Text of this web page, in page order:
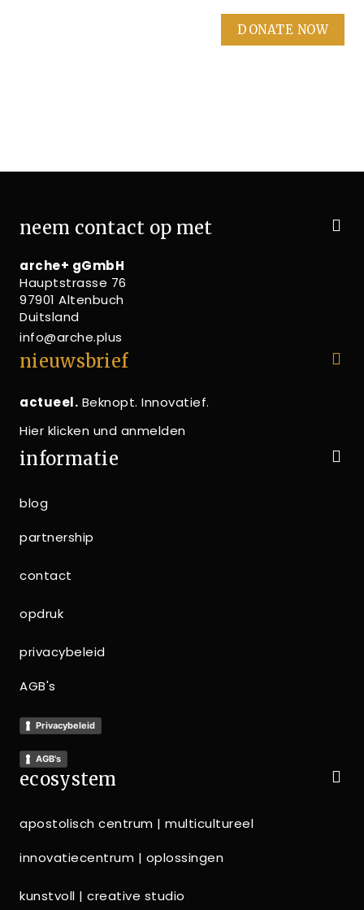
DONATE NOW
neem contact op met
arche+ gGmbH
Hauptstrasse 76
97901 Altenbuch
Duitsland
info@arche.plus
nieuwsbrief
actueel. Beknopt. Innovatief.
Hier klicken und anmelden
informatie
blog
partnership
contact
opdruk
privacybeleid
AGB's
Privacybeleid
AGB's
ecosystem
apostolisch centrum | multicultureel
innovatiecentrum | oplossingen
kunstvoll | creative studio